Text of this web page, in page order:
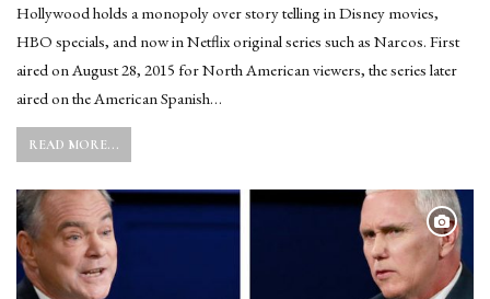
Hollywood holds a monopoly over story telling in Disney movies,
HBO specials, and now in Netflix original series such as Narcos. First
aired on August 28, 2015 for North American viewers, the series later
aired on the American Spanish…
READ MORE...